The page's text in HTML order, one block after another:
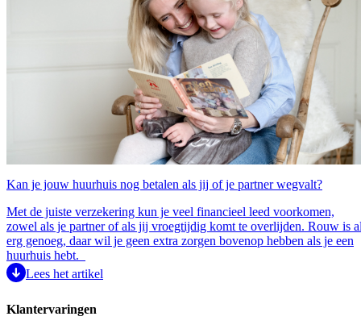
Kan je jouw huurhuis nog betalen als jij of je partner wegvalt?
Met de juiste verzekering kun je veel financieel leed voorkomen,
zowel als je partner of als jij vroegtijdig komt te overlijden. Rouw is
erg genoeg, daar wil je geen extra zorgen bovenop hebben als je een
huurhuis hebt.
Lees het artikel
Klantervaringen